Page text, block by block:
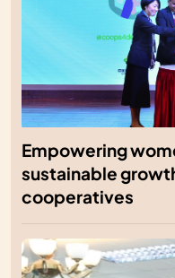
Empowering
sustainable
cooperatives